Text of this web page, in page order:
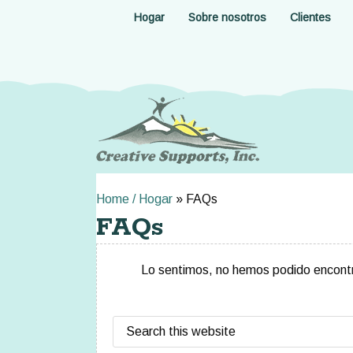
Hogar Sobre nosotros Clientes
Home / Hogar » FAQs
FAQs
Lo sentimos, no hemos podido
Search
this